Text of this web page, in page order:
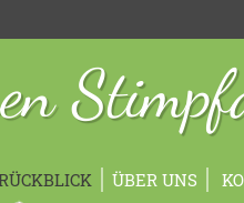
ÜBER UNS